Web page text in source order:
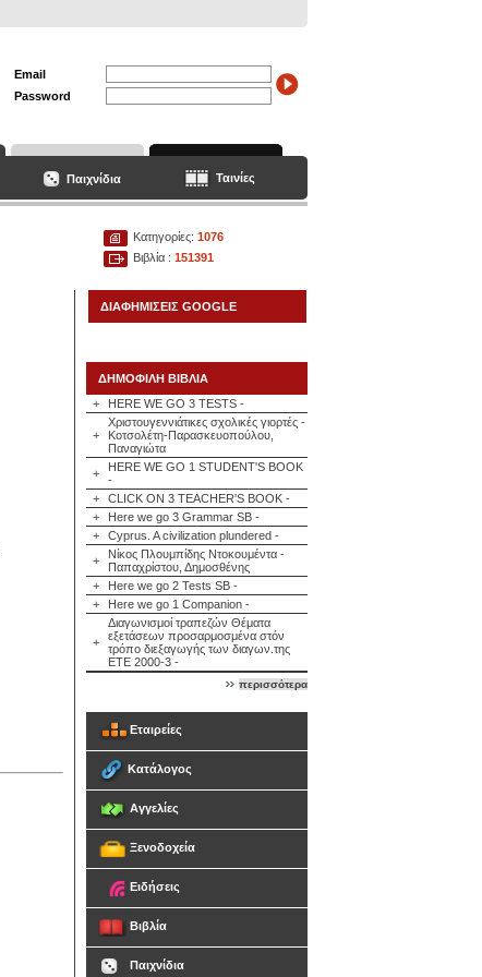
Email
Password
Παιχνίδια Ταινίες
Κατηγορίες: 1076
Βιβλία : 151391
ΔΙΑΦΗΜΙΣΕΙΣ GOOGLE
ΔΗΜΟΦΙΛΗ ΒΙΒΛΙΑ
+
HERE WE GO 3 TESTS -
+
Χριστουγεννιάτικες σχολικές γιορτές -
Κοτσολέτη-Παρασκευοπούλου,
Παναγιώτα
+
HERE WE GO 1 STUDENT'S BOOK
-
+
CLICK ON 3 TEACHER'S BOOK -
+
Here we go 3 Grammar SB -
+
Cyprus. A civilization plundered -
+
Νίκος Πλουμπίδης Ντοκουμέντα -
Παπαχρίστου, Δημοσθένης
+
Here we go 2 Tests SB -
+
Here we go 1 Companion -
+
Διαγωνισμοί τραπεζών Θέματα
εξετάσεων προσαρμοσμένα στόν
τρόπο διεξαγωγής των διαγων.της
ΕΤΕ 2000-3 -
περισσότερα
Εταιρείες
Κατάλογος
Αγγελίες
Ξενοδοχεία
Ειδήσεις
Βιβλία
Παιχνίδια